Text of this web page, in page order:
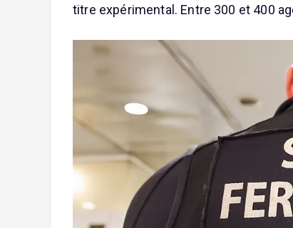
titre expérimental. Entre 300 et 400